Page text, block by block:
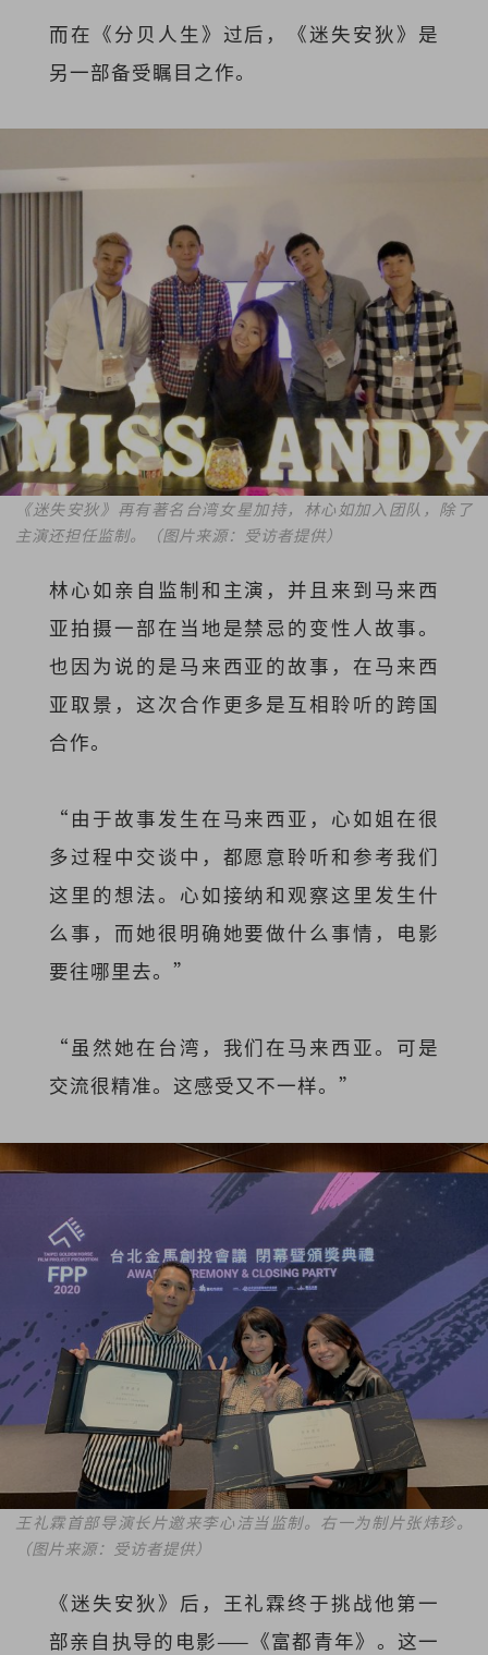
而在《分贝人生》过后，《迷失安狄》是
另一部备受瞩目之作。
《迷失安狄》再有著名台湾女星加持，林心如加入团队，除了
主演还担任监制。（图片来源：受访者提供）
林心如亲自监制和主演，并且来到马来西
亚拍摄一部在当地是禁忌的变性人故事。
也因为说的是马来西亚的故事，在马来西
亚取景，这次合作更多是互相聆听的跨国
合作。
“由于故事发生在马来西亚，心如姐在很
多过程中交谈中，都愿意聆听和参考我们
这里的想法。心如接纳和观察这里发生什
么事，而她很明确她要做什么事情，电影
要往哪里去。”
“虽然她在台湾，我们在马来西亚。可是
交流很精准。这感受又不一样。”
王礼霖首部导演长片邀来李心洁当监制。右一为制片张炜珍。
（图片来源：受访者提供）
《迷失安狄》后，王礼霖终于挑战他第一
部亲自执导的电影——《富都青年》。这一